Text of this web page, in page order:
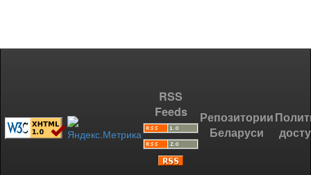
RSS
Feeds
Репозитории
Беларуси